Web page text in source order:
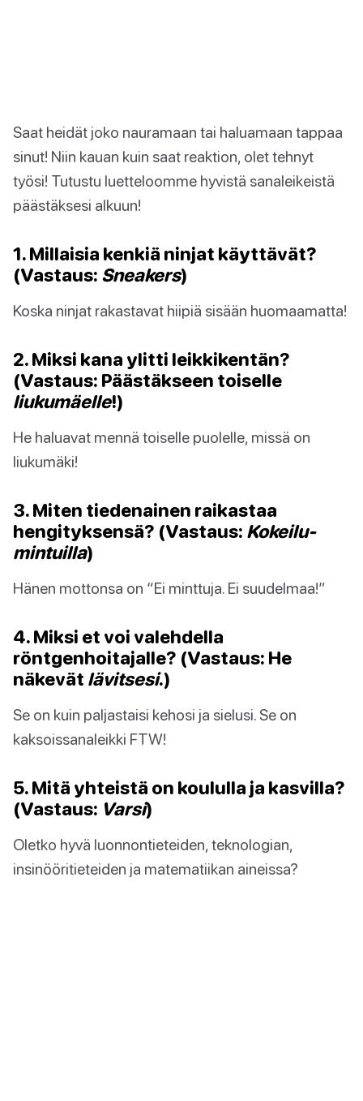
Saat heidät joko nauramaan tai haluamaan tappaa
sinut! Niin kauan kuin saat reaktion, olet tehnyt
työsi! Tutustu luetteloomme hyvistä sanaleikeistä
päästäksesi alkuun!
1. Millaisia kenkiä ninjat käyttävät?
(Vastaus: Sneakers)
Koska ninjat rakastavat hiipiä sisään huomaamatta!
2. Miksi kana ylitti leikkikentän?
(Vastaus: Päästäkseen toiselle
liukumäelle!)
He haluavat mennä toiselle puolelle, missä on
liukumäki!
3. Miten tiedenainen raikastaa
hengityksensä? (Vastaus: Kokeilu-
mintuilla)
Hänen mottonsa on “Ei minttuja. Ei suudelmaa!”
4. Miksi et voi valehdella
röntgenhoitajalle? (Vastaus: He
näkevät lävitsesi.)
Se on kuin paljastaisi kehosi ja sielusi. Se on
kaksoissanaleikki FTW!
5. Mitä yhteistä on koululla ja kasvilla?
(Vastaus: Varsi)
Oletko hyvä luonnontieteiden, teknologian,
insinööritieteiden ja matematiikan aineissa?